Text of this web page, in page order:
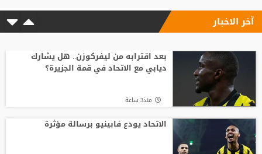
رودري يحسم قراره ويختار وجهته المقبلة
تصريح رسمي يعقد مهمة برشلونة في
صفقة المستقبل
آخر الاخبار
بعد اقترابه من ليفركوزن.. هل يشارك
ديابي مع الاتحاد في قمة الجزيرة؟
منذ3 ساعة
الاتحاد يودع فابينيو برسالة مؤثرة